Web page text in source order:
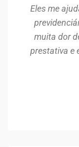
Eles me
muita dor
prestativa e